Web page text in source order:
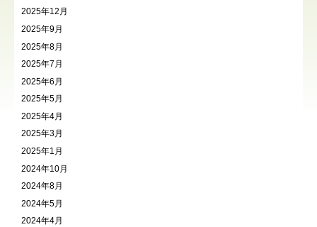
2025年12月
2025年9月
2025年8月
2025年7月
2025年6月
2025年5月
2025年4月
2025年3月
2025年1月
2024年10月
2024年8月
2024年5月
2024年4月